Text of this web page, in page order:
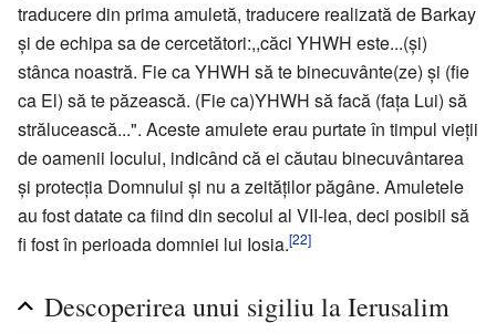
traducere din prima amuletă, traducere realizată de Barkay
şi de echipa sa de cercetători:,,căci YHWH este...(şi)
stânca noastră. Fie ca YHWH să te binecuvânte(ze) şi (fie
ca El) să te păzească. (Fie ca)YHWH să facă (faţa Lui) să
strălucească...". Aceste amulete erau purtate în timpul vieţii
de oamenii locului, indicând că ei căutau binecuvântarea
şi protecţia Domnului şi nu a zeităţilor păgâne. Amuletele
au fost datate ca fiind din secolul al VII-lea, deci posibil să
fi fost în perioada domniei lui Iosia.[22]
Descoperirea unui sigiliu la Ierusalim